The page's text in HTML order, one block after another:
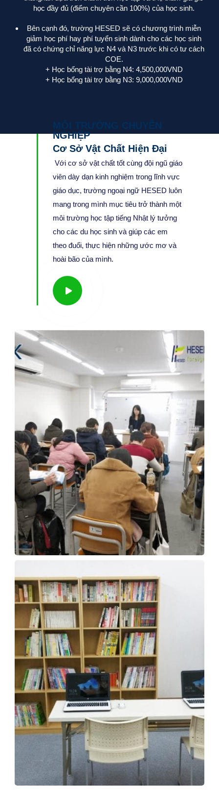
học đầy đủ (điểm chuyên cần 100%) của học sinh.
Bên cạnh đó, trường HESED sẽ có chương trình miễn
giảm học phí hay phí tuyển sinh dành cho các học sinh
đã có chứng chỉ năng lực N4 và N3 trước khi có tư cách
COE.
+ Học bổng tài trợ bằng N4: 4,500,000VND
+ Học bổng tài trợ bằng N3: 9,000,000VND
MÔI TRƯỜNG CHUYÊN
NGHIỆP
Cơ Sở Vật Chất Hiện Đại
Với cơ sở vật chất tốt cùng đội ngũ giáo
viên dày dạn kinh nghiệm trong lĩnh vực
giáo dục, trường ngoại ngữ HESED luôn
mang trong mình mục tiêu trở thành một
môi trường học tập tiếng Nhật lý tưởng
cho các du học sinh và giúp các em
theo đuổi, thực hiện những ước mơ và
hoài bão của mình.